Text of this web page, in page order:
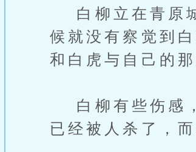
白柳立在青原
候就没有察觉到
和白虎与自己的
白柳有些伤感，
已经被人杀了，